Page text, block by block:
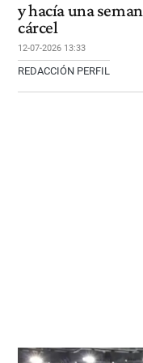
y hacía una
cárcel
12-07-2026 13:33
REDACCIÓN PERFIL